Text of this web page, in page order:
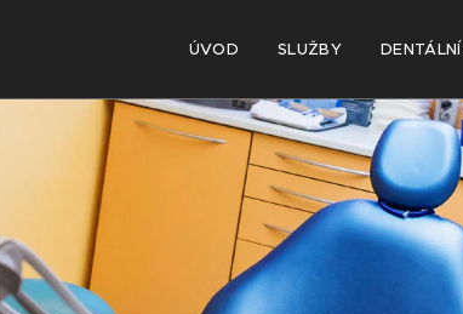
ÚVOD SLUŽBY